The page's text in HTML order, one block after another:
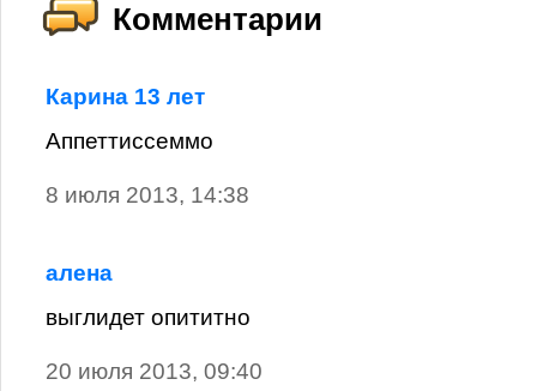
Комментарии
Карина 13 лет
Аппеттиссеммо
8 июля 2013, 14:38
алена
выглидет опититно
20 июля 2013, 09:40